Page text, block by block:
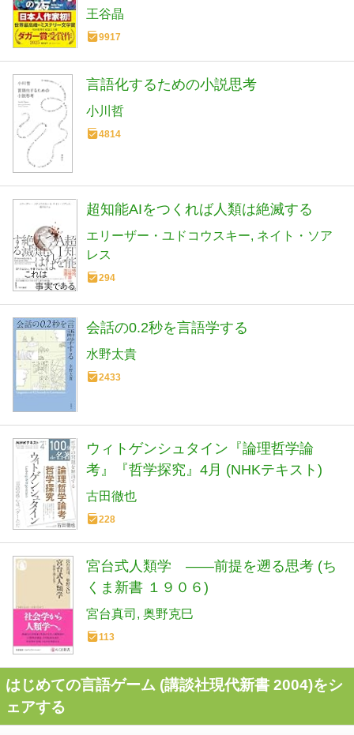
作家協会賞(ダガー賞） (河出文庫 お 46-
1)
王谷晶
9917
言語化するための小説思考
小川哲
4814
超知能AIをつくれば人類は絶滅する
エリーザー・ユドコウスキー ネイト・ソア
レス
294
会話の0.2秒を言語学する
水野太貴
2433
ウィトゲンシュタイン『論理哲学論
考』『哲学探究』4月 (NHKテキスト)
古田徹也
228
宮台式人類学 ――前提を遡る思考 (ち
くま新書 １９０６)
宮台真司 奥野克巳
113
はじめての言語ゲーム (講談社現代新書 2004)をシ
ェアする